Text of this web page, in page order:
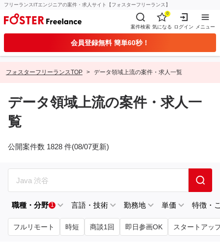
フリーランスITエンジニアの案件・求人サイト【フォスターフリーランス】
案件検索
0
気になる ログイン メニュー
会員登録無料 簡単60秒！
フォスターフリーランスTOP データ領域上流の案件・求人一覧
データ領域上流の案件・求人一
覧
公開案件数 1828 件(08/07更新)
職種・分野 1 言語・技術 勤務地 単価 特徴・
フルリモート 時短 商談1回 即日参画OK スタートアッ